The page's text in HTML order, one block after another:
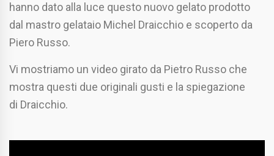
hanno dato alla luce questo nuovo gelato prodotto
dal mastro gelataio Michel Draicchio e scoperto da
Piero Russo.
Vi mostriamo un video girato da Pietro Russo che
mostra questi due originali gusti e la spiegazione
di Draicchio.